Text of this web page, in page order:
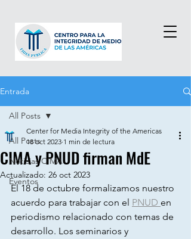
Entrada
All Posts
Noticias CIMA
Eventos
All Posts
CIMA y PNUD firman MdE
Center for Media Integrity of the Americas
18 oct 2023 1 min de lectura
Actualizado: 26 oct 2023
El 18 de octubre formalizamos nuestro
acuerdo para trabajar con el PNUD en
periodismo relacionado con temas de
desarrollo. Los seminarios y